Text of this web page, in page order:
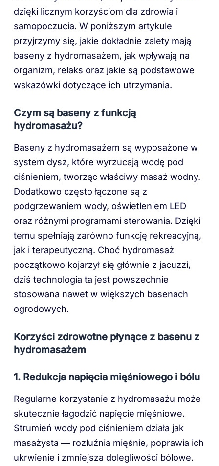
dzięki licznym korzyściom dla zdrowia i
samopoczucia. W poniższym artykule
przyjrzymy się, jakie dokładnie zalety mają
baseny z hydromasażem, jak wpływają na
organizm, relaks oraz jakie są podstawowe
wskazówki dotyczące ich utrzymania.
Czym są baseny z funkcją
hydromasażu?
Baseny z hydromasażem są wyposażone w
system dysz, które wyrzucają wodę pod
ciśnieniem, tworząc właściwy masaż wodny.
Dodatkowo często łączone są z
podgrzewaniem wody, oświetleniem LED
oraz różnymi programami sterowania. Dzięki
temu spełniają zarówno funkcję rekreacyjną,
jak i terapeutyczną. Choć hydromasaż
początkowo kojarzył się głównie z jacuzzi,
dziś technologia ta jest powszechnie
stosowana nawet w większych basenach
ogrodowych.
Korzyści zdrowotne płynące z basenu z
hydromasażem
1. Redukcja napięcia mięśniowego i bólu
Regularne korzystanie z hydromasażu może
skutecznie łagodzić napięcie mięśniowe.
Strumień wody pod ciśnieniem działa jak
masażysta — rozluźnia mięśnie, poprawia ich
ukrwienie i zmniejsza dolegliwości bólowe.